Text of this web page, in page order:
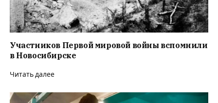
Участников Первой мировой войны вспомнили
в Новосибирске
Читать далее